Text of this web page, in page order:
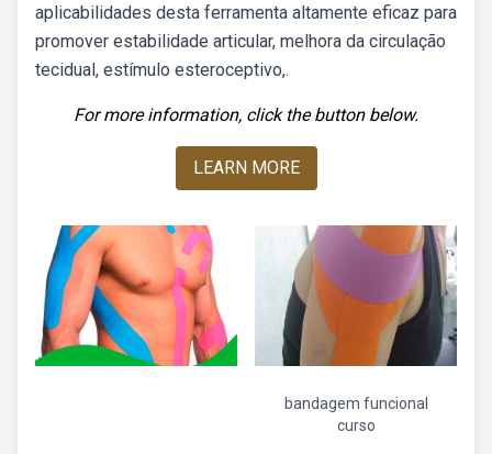
aplicabilidades desta ferramenta altamente eficaz para
promover estabilidade articular, melhora da circulação
tecidual, estímulo esteroceptivo,.
For more information, click the button below.
LEARN MORE
bandagem funcional
curso